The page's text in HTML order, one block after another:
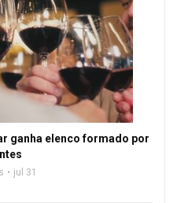
ganha elenco formado por
jul 31